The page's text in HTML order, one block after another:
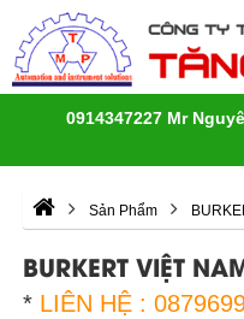
0914347227 Mr
Sản Phẩm
BURKERT VIỆT
* LIÊN HỆ :